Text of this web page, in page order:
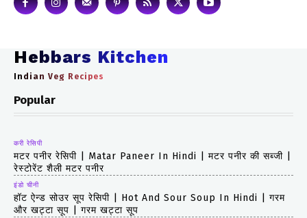
Hebbars Kitchen
Indian Veg Recipes
Popular
करी रेसिपी
मटर पनीर रेसिपी | Matar Paneer In Hindi | मटर पनीर की सब्जी |
रेस्टोरेंट शैली मटर पनीर
इंडो चीनी
हॉट ऐन्ड सोउर सूप रेसिपी | Hot And Sour Soup In Hindi | गरम
और खट्टा सूप | गरम खट्टा सूप